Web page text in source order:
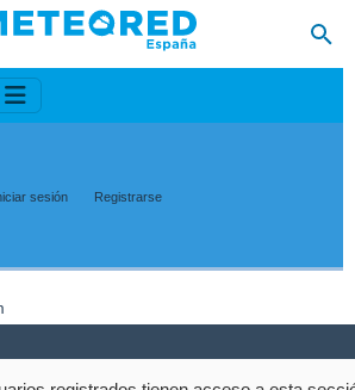
sesión Registrarse